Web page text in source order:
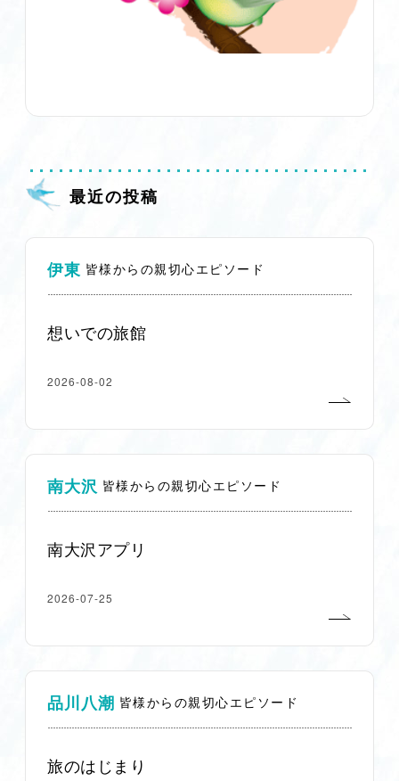
最近の投稿
伊東 皆様からの親切心エピソード
想いでの旅館
2026-08-02
南大沢 皆様からの親切心エピソード
南大沢アプリ
2026-07-25
品川八潮 皆様からの親切心エピソード
旅のはじまり